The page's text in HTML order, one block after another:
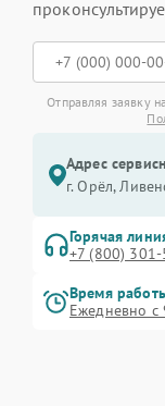
Отправляя заявку
Адрес
г. Орёл,
Горячая
+7 (800)
Время
Ежедневно с